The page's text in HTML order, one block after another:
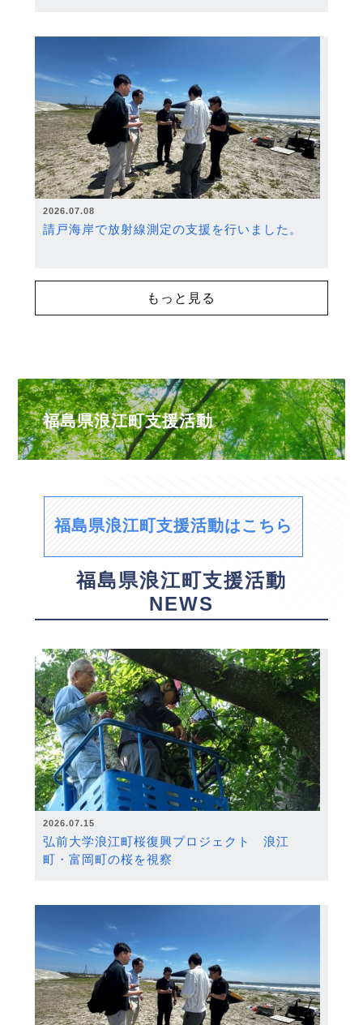
2026.07.08
請戸海岸で放射線測定の支援を行いました。
もっと見る
福島県浪江町支援活動
福島県浪江町支援活動はこちら
福島県浪江町支援活動
NEWS
2026.07.15
弘前大学浪江町桜復興プロジェクト 浪江
町・富岡町の桜を視察